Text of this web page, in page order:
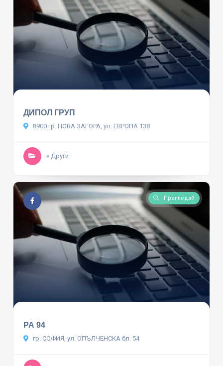
ДИПОЛ ГРУП
8900 гр. НОВА ЗАГОРА, ул. ЕВРОПА 138
» Други
Прегледай
РА 94
гр. СОФИЯ, ул. ОПЪЛЧЕНСКА бл. 54